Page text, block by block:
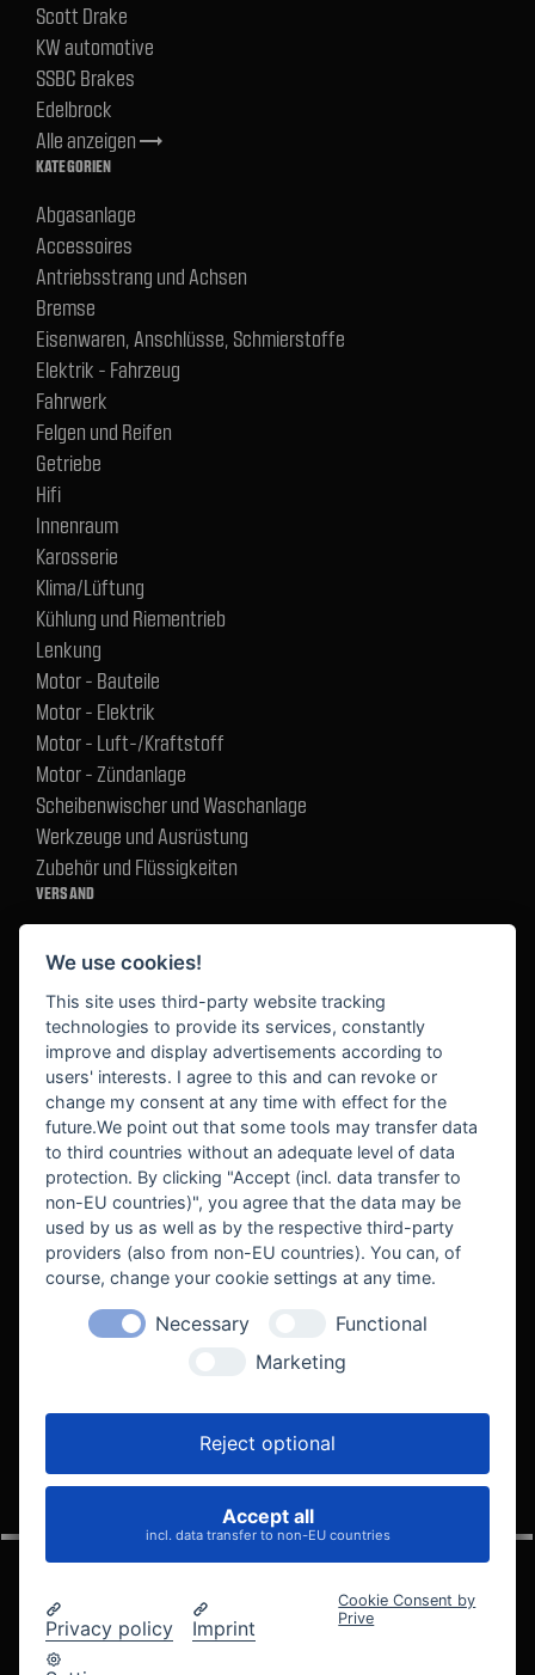
Scott Drake
KW automotive
SSBC Brakes
Edelbrock
Alle anzeigentrending_flat
KATEGORIEN
Abgasanlage
Accessoires
Antriebsstrang und Achsen
Bremse
Eisenwaren, Anschlüsse, Schmierstoffe
Elektrik - Fahrzeug
Fahrwerk
Felgen und Reifen
Getriebe
Hifi
Innenraum
Karosserie
Klima/Lüftung
Kühlung und Riementrieb
Lenkung
Motor - Bauteile
Motor - Elektrik
Motor - Luft-/Kraftstoff
Motor - Zündanlage
Scheibenwischer und Waschanlage
Werkzeuge und Ausrüstung
Zubehör und Flüssigkeiten
VERSAND
BEKANNT AUS
VELOCITY AUTOMOTIVE
© 2005 - 2026 Velocity Automotive
We use cookies!
This site uses third-party website tracking
technologies to provide its services, constantly
improve and display advertisements according to
users' interests. I agree to this and can revoke or
change my consent at any time with effect for the
future.We point out that some tools may transfer data
to third countries without an adequate level of data
protection. By clicking "Accept (incl. data transfer to
non-EU countries)", you agree that the data may be
used by us as well as by the respective third-party
providers (also from non-EU countries). You can, of
course, change your cookie settings at any time.
Necessary
Functional
Marketing
Reject optional
Accept all
incl. data transfer to non-EU countries
Privacy policy Imprint
Cookie Consent by
Prive